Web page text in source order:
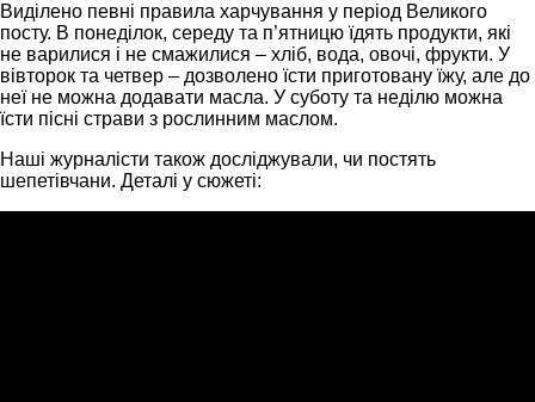
Виділено певні правила харчування у період Великого
посту. В понеділок, середу та п’ятницю їдять продукти, які
не варилися і не смажилися – хліб, вода, овочі, фрукти. У
вівторок та четвер – дозволено їсти приготовану їжу, але до
неї не можна додавати масла. У суботу та неділю можна
їсти пісні страви з рослинним маслом.
Наші журналісти також досліджували, чи постять
шепетівчани. Деталі у сюжеті: